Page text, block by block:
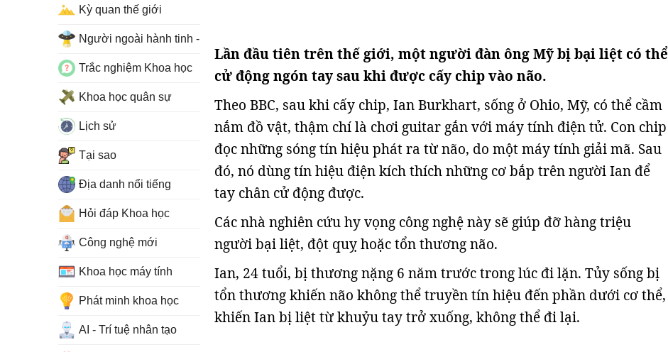
Lần đầu tiên trên thế giới, một người đàn ông Mỹ bị bại liệt có thể
cử động ngón tay sau khi được cấy chip vào não.
Theo BBC, sau khi cấy chip, Ian Burkhart, sống ở Ohio, Mỹ, có thể cầm
nắm đồ vật, thậm chí là chơi guitar gắn với máy tính điện tử. Con chip
đọc những sóng tín hiệu phát ra từ não, do một máy tính giải mã. Sau
đó, nó dùng tín hiệu điện kích thích những cơ bắp trên người Ian để
tay chân cử động được.
Các nhà nghiên cứu hy vọng công nghệ này sẽ giúp đỡ hàng triệu
người bại liệt, đột quỵ hoặc tổn thương não.
Ian, 24 tuổi, bị thương nặng 6 năm trước trong lúc đi lặn. Tủy sống bị
tổn thương khiến não không thể truyền tín hiệu đến phần dưới cơ thể,
khiến Ian bị liệt từ khuỷu tay trở xuống, không thể đi lại.
Kỳ quan thế giới
Người ngoài hành tinh - UFO
Trắc nghiệm Khoa học
Khoa học quân sự
Lịch sử
Tại sao
Địa danh nổi tiếng
Hỏi đáp Khoa học
Công nghệ mới
Khoa học máy tính
Phát minh khoa học
AI - Trí tuệ nhân tạo